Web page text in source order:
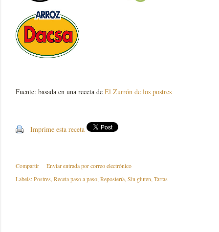
Fuente: basada en una receta de El Zurrón de los postres
Imprime esta receta
Compartir
Enviar entrada por correo electrónico
Labels:Postres Receta paso a paso Repostería Sin gluten Tartas